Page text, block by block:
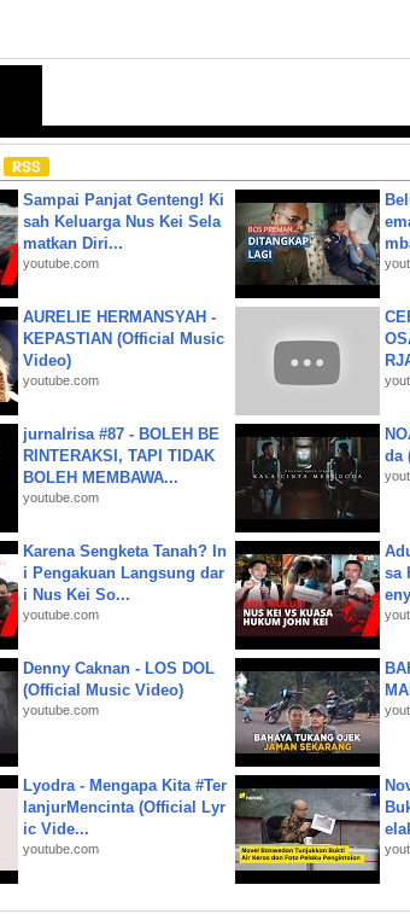
Sampai Panjat Genteng! Ki
sah Keluarga Nus Kei Sela
matkan Diri...
youtube.com
AURELIE HERMANSYAH -
KEPASTIAN (Official Music
Video)
youtube.com
jurnalrisa #87 - BOLEH BE
RINTERAKSI, TAPI TIDAK
BOLEH MEMBAWA...
youtube.com
da
Karena Sengketa Tanah? In
i Pengakuan Langsung dar
i Nus Kei So...
youtube.com
sa
Denny Caknan - LOS DOL
(Official Music Video)
youtube.com
Lyodra - Mengapa Kita #Ter
lanjurMencinta (Official Lyr
ic Vide...
youtube.com